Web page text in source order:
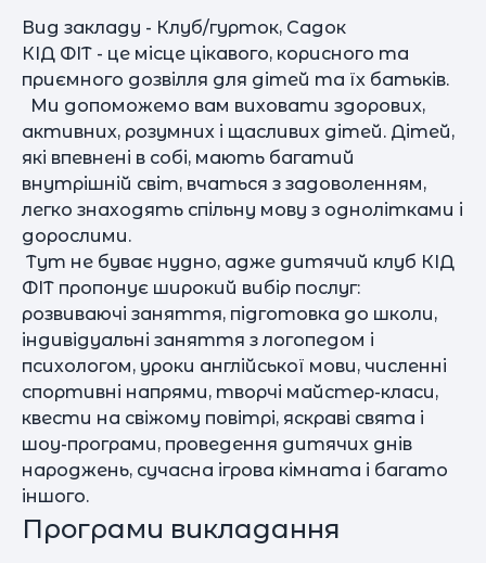
Вид закладу - Клуб/гурток, Садок
КІД ФІТ - це місце цікавого, корисного та
приємного дозвілля для дітей та їх батьків.
Ми допоможемо вам виховати здорових,
активних, розумних і щасливих дітей. Дітей,
які впевнені в собі, мають багатий
внутрішній світ, вчаться з задоволенням,
легко знаходять спільну мову з однолітками і
дорослими.
Тут не буває нудно, адже дитячий клуб КІД
ФІТ пропонує широкий вибір послуг:
розвиваючі заняття, підготовка до школи,
індивідуальні заняття з логопедом і
психологом, уроки англійської мови, численні
спортивні напрями, творчі майстер-класи,
квести на свіжому повітрі, яскраві свята і
шоу-програми, проведення дитячих днів
народжень, сучасна ігрова кімната і багато
іншого.
Програми викладання